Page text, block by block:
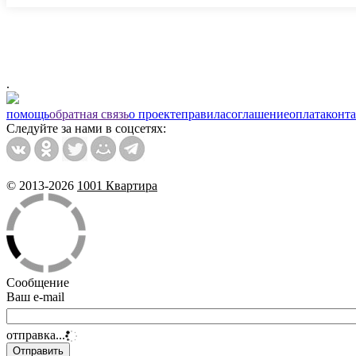
.
помощьобратная связьо проектеправиласоглашениеоплата
Следуйте за нами в соцсетях:
© 2013-2026 1001 Квартира
Сообщение
Ваш e-mail
отправка...